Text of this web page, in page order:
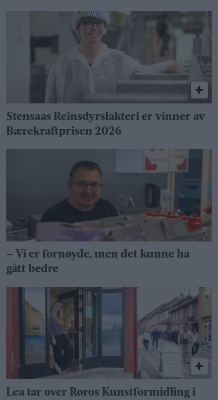
Stensaas Reinsdyrslakteri er vinner av
Bærekraftprisen 2026
– Vi er fornøyde, men det kunne ha
gått bedre
Lea tar over Røros Kunstformidling i